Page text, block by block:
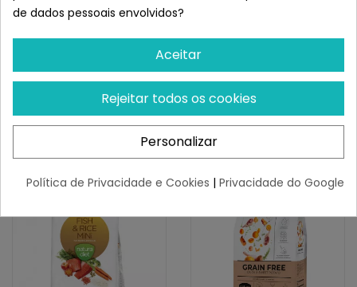
Natura Diet Daily Food
Mini
27,40 €
¡Últimas produtos!
30,12 €
de dados pessoais envolvidos?
Aceitar
Rejeitar todos os cookies
Personalizar
Política de Privacidade e Cookies | Privacidade do Google